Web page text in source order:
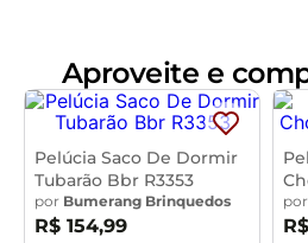
Aproveite e
Pelúcia Saco De Dormir
Tubarão Bbr R3353
por Bumerang Brinquedos
R$ 154,99
por
R$